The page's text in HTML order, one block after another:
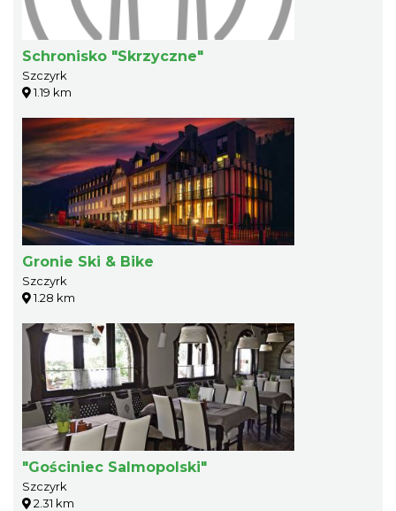
Schronisko "Skrzyczne"
Szczyrk
1.19 km
Gronie Ski & Bike
Szczyrk
1.28 km
"Gościniec Salmopolski"
Szczyrk
2.31 km